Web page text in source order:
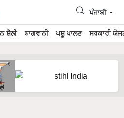
ਸ਼ੈਲੀ ਬਾਗਵਾਨੀ ਪਸ਼ੂ ਪਾਲਣ ਸਰਕਾਰੀ
ਪੰਜਾਬੀ